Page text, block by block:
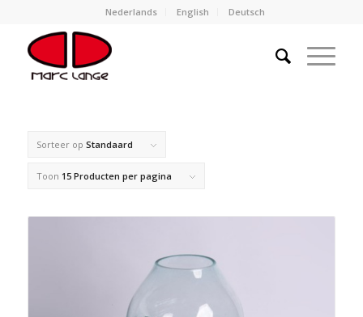
Nederlands English Deutsch
Sorteer op Standaard
Toon 15 Producten per pagina